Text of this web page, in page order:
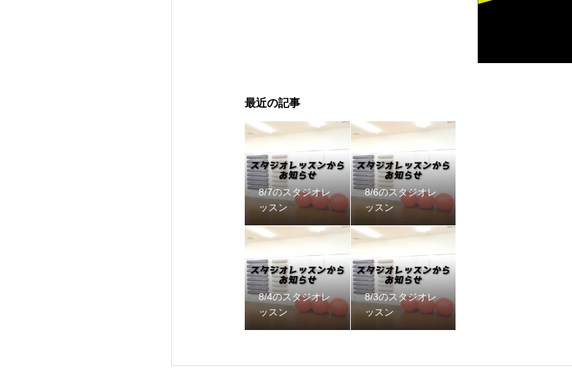
最近の記事
8/7のスタジオレ
ッスン
8/6のスタジオレ
ッスン
8/4のスタジオレ
ッスン
8/3のスタジオレ
ッスン